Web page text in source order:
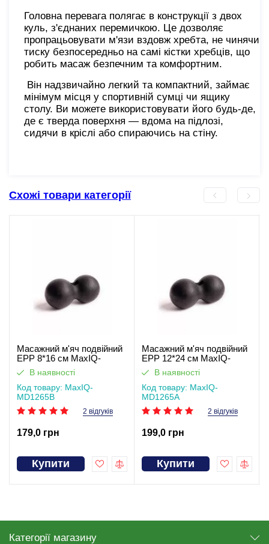
Головна перевага полягає в конструкції з двох
куль, з'єднаних перемичкою. Це дозволяє
пропрацьовувати м'язи вздовж хребта, не чинячи
тиску безпосередньо на самі кістки хребців, що
робить масаж безпечним та комфортним.
Він надзвичайно легкий та компактний, займає
мінімум місця у спортивній сумці чи ящику
столу. Ви можете використовувати його будь-де,
де є тверда поверхня — вдома на підлозі,
сидячи в кріслі або спираючись на стіну.
Схожі товари категорії
Масажний м'яч подвійний
ЕРР 8*16 см MaxIQ-
MD1265В
В наявності
Код товару: MaxIQ-
MD1265В
2 відгуків
179,0 грн
Купити
Масажний м'яч подвійний
ЕРР 12*24 см MaxIQ-
MD1265А
В наявності
Код товару: MaxIQ-
MD1265А
2 відгуків
199,0 грн
Купити
Категорії магазину